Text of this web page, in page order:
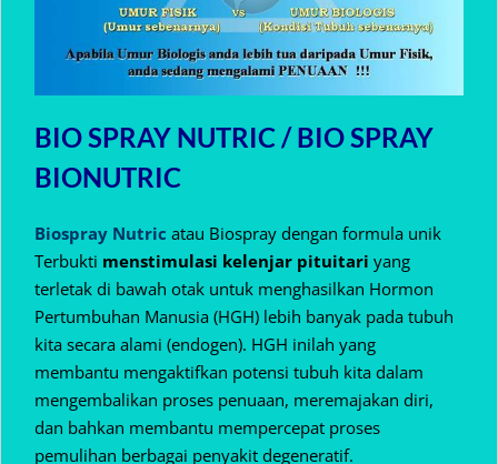
BIO SPRAY NUTRIC / BIO SPRAY
BIONUTRIC
Biospray Nutric atau Biospray dengan formula unik
Terbukti menstimulasi kelenjar pituitari yang
terletak di bawah otak untuk menghasilkan Hormon
Pertumbuhan Manusia (HGH) lebih banyak pada tubuh
kita secara alami (endogen). HGH inilah yang
membantu mengaktifkan potensi tubuh kita dalam
mengembalikan proses penuaan, meremajakan diri,
dan bahkan membantu mempercepat proses
pemulihan berbagai penyakit degeneratif.